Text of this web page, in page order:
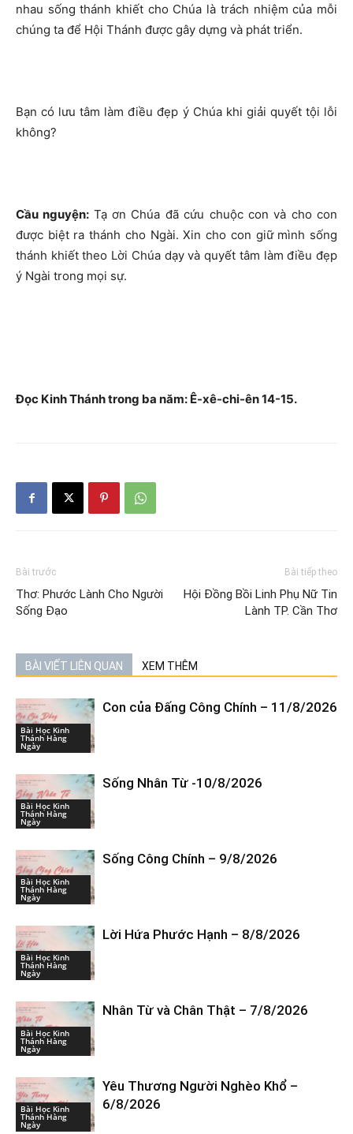
nhau sống thánh khiết cho Chúa là trách nhiệm của mỗi
chúng ta để Hội Thánh được gây dựng và phát triển.
Bạn có lưu tâm làm điều đẹp ý Chúa khi giải quyết tội lỗi
không?
Cầu nguyện: Tạ ơn Chúa đã cứu chuộc con và cho con
được biệt ra thánh cho Ngài. Xin cho con giữ mình sống
thánh khiết theo Lời Chúa dạy và quyết tâm làm điều đẹp
ý Ngài trong mọi sự.
Đọc Kinh Thánh trong ba năm: Ê-xê-chi-ên 14-15.
Bài trước
Thơ: Phước Lành Cho Người
Sống Đạo
Bài tiếp theo
Hội Đồng Bồi Linh Phụ Nữ Tin
Lành TP. Cần Thơ
BÀI VIẾT LIÊN QUAN XEM THÊM
Bài Học Kinh
Thánh Hàng
Ngày
Con của Đấng Công Chính – 11/8/2026
Bài Học Kinh
Thánh Hàng
Ngày
Sống Nhân Từ -10/8/2026
Bài Học Kinh
Thánh Hàng
Ngày
Sống Công Chính – 9/8/2026
Bài Học Kinh
Thánh Hàng
Ngày
Lời Hứa Phước Hạnh – 8/8/2026
Bài Học Kinh
Thánh Hàng
Ngày
Nhân Từ và Chân Thật – 7/8/2026
Bài Học Kinh
Thánh Hàng
Ngày
Yêu Thương Người Nghèo Khổ –
6/8/2026